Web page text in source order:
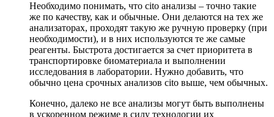
Необходимо понимать, что cito анализы – точно такие
же по качеству, как и обычные. Они делаются на тех же
анализаторах, проходят такую же ручную проверку (при
необходимости), и в них используются те же самые
реагенты. Быстрота достигается за счет приоритета в
транспортировке биоматериала и выполнении
исследования в лаборатории. Нужно добавить, что
обычно цена срочных анализов cito выше, чем обычных.
Конечно, далеко не все анализы могут быть выполнены
в ускоренном режиме в силу технологии их